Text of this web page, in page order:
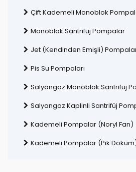
Çift Kademeli Monoblok
Monoblok Santrifüj Pompalar
Jet (Kendinden Emişli)
Pis Su Pompaları
Salyangoz Monoblok Santrifüj
Salyangoz Kaplinli Santrifüj
Kademeli Pompalar (Noryl Fan)
Kademeli Pompalar (Pik